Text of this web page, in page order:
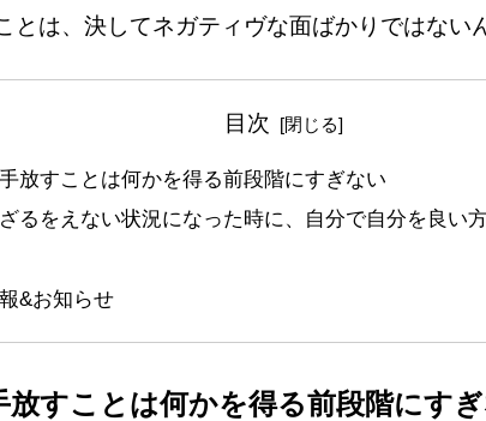
とは、決してネガティヴな面ばかりではない
目次
放すことは何かを得る前段階にすぎない
るをえない状況になった時に、自分で自分を良い
&お知らせ
放すことは何かを得る前段階にす